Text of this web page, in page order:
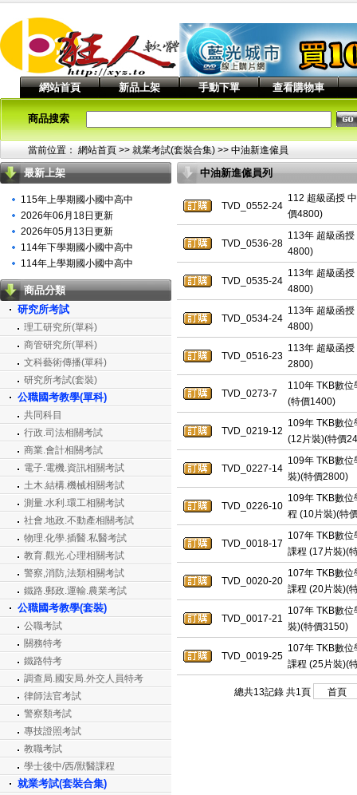
網站首頁 新品上架 手動下單 查看購物車
商品搜索
當前位置： 網站首頁 >> 就業考試(套裝合集) >> 中油新進僱員
最新上架
115年上學期國小國中高中
2026年06月18日更新
2026年05月13日更新
114年下學期國小國中高中
114年上學期國小國中高中
商品分類
研究所考試
理工研究所(單科)
商管研究所(單科)
文科藝術傳播(單科)
研究所考試(套裝)
公職國考教學(單科)
共同科目
行政.司法相關考試
商業.會計相關考試
電子.電機.資訊相關考試
土木.結構.機械相關考試
測量.水利.環工相關考試
社會.地政.不動產相關考試
物理.化學.插醫.私醫考試
教育.觀光.心理相關考試
警察,消防,法類相關考試
鐵路.郵政.運輸.農業考試
公職國考教學(套裝)
公職考試
關務特考
鐵路特考
調查局.國安局.外交人員特考
律師法官考試
警察類考試
專技證照考試
教職考試
學士後中/西/獸醫課程
就業考試(套裝合集)
中油新進僱員列
TVD_0552-24
112 超級函授
價4800)
TVD_0536-28
113年 超級函
4800)
TVD_0535-24
113年 超級函
4800)
TVD_0534-24
113年 超級函
4800)
TVD_0516-23
113年 超級函
2800)
TVD_0273-7
110年 TKB數
(特價1400)
TVD_0219-12
109年 TKB數
(12片裝)(特價
TVD_0227-14
109年 TKB數
裝)(特價2800)
TVD_0226-10
109年 TKB數
程 (10片裝)(特
TVD_0018-17
107年 TKB數
課程 (17片裝)(
TVD_0020-20
107年 TKB數
課程 (20片裝)(
TVD_0017-21
107年 TKB數
裝)(特價3150)
TVD_0019-25
107年 TKB數
課程 (25片裝)(
總共13記錄 共1頁